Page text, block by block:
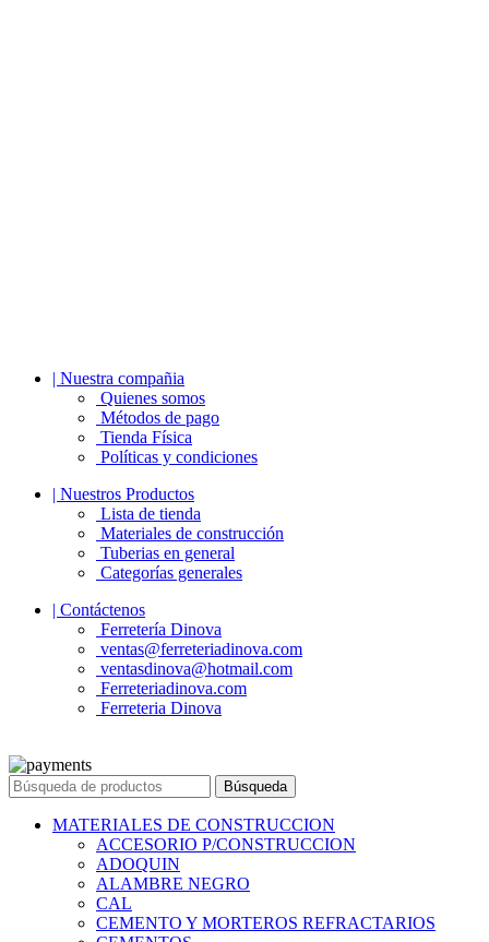
| Nuestra compañia
Quienes somos
Métodos de pago
Tienda Física
Políticas y condiciones
| Nuestros Productos
Lista de tienda
Materiales de construcción
Tuberias en general
Categorías generales
| Contáctenos
Ferretería Dinova
ventas@ferreteriadinova.com
ventasdinova@hotmail.com
Ferreteriadinova.com
Ferreteria Dinova
Búsqueda
MATERIALES DE CONSTRUCCION
ACCESORIO P/CONSTRUCCION
ADOQUIN
ALAMBRE NEGRO
CAL
CEMENTO Y MORTEROS REFRACTARIOS